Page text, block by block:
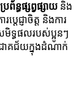
ព័ន្ធផ្សព្វផ្សាយ និង
េជ្ញាចិត្ត និងការ
ទ្ធផលរបស់ប្អូនៗ
ោគជ័យក្នុងដំណាក់